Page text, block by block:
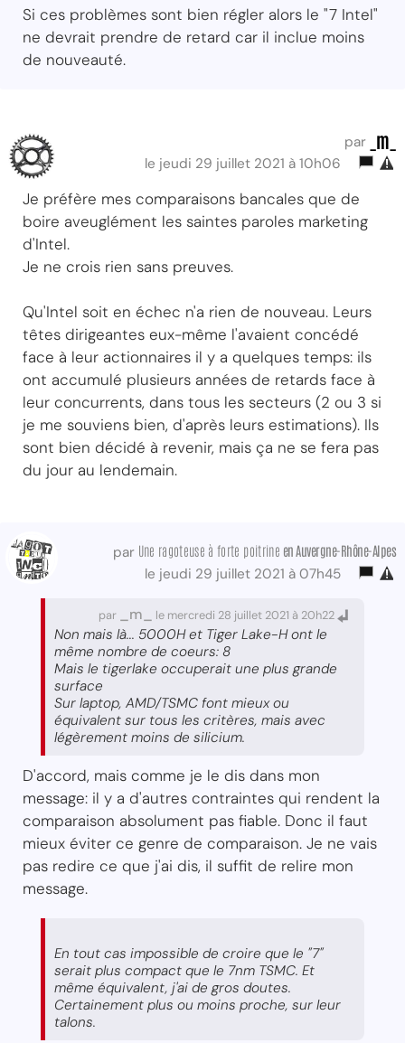
Si ces problèmes sont bien régler alors le "7 Intel"
ne devrait prendre de retard car il inclue moins
de nouveauté.
par _m_
le jeudi 29 juillet 2021 à 10h06
Je préfère mes comparaisons bancales que de
boire aveuglément les saintes paroles marketing
d'Intel.
Je ne crois rien sans preuves.
Qu'Intel soit en échec n'a rien de nouveau. Leurs
têtes dirigeantes eux-même l'avaient concédé
face à leur actionnaires il y a quelques temps: ils
ont accumulé plusieurs années de retards face à
leur concurrents, dans tous les secteurs (2 ou 3 si
je me souviens bien, d'après leurs estimations). Ils
sont bien décidé à revenir, mais ça ne se fera pas
du jour au lendemain.
par Une ragoteuse à forte poitrine en Auvergne-Rhône-Alpes
le jeudi 29 juillet 2021 à 07h45
par _m_ le mercredi 28 juillet 2021 à 20h22
Non mais là... 5000H et Tiger Lake-H ont le
même nombre de coeurs: 8
Mais le tigerlake occuperait une plus grande
surface
Sur laptop, AMD/TSMC font mieux ou
équivalent sur tous les critères, mais avec
légèrement moins de silicium.
D'accord, mais comme je le dis dans mon
message: il y a d'autres contraintes qui rendent la
comparaison absolument pas fiable. Donc il faut
mieux éviter ce genre de comparaison. Je ne vais
pas redire ce que j'ai dis, il suffit de relire mon
message.
En tout cas impossible de croire que le "7"
serait plus compact que le 7nm TSMC. Et
même équivalent, j'ai de gros doutes.
Certainement plus ou moins proche, sur leur
talons.